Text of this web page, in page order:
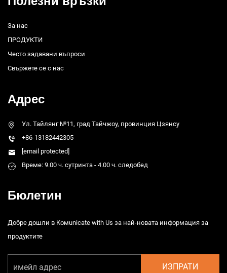
За нас
ПРОДУКТИ
Често задавани въпроси
Свържете се с нас
Адрес
Ул. Тайлянг №11, град Тайчжоу, провинция Цзянсу
+86-13182442305
[email protected]
Време: 9.00 ч. сутринта - 4.00 ч. следобед
Бюлетин
Добре дошли в Комunicate with Us за най-новата информация за
продуктите
ИЗПРАТИ